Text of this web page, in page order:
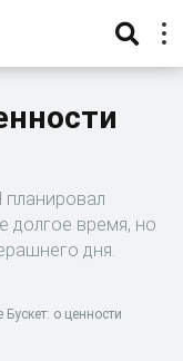
долгое время, но
дня.
Бускет: о ценности